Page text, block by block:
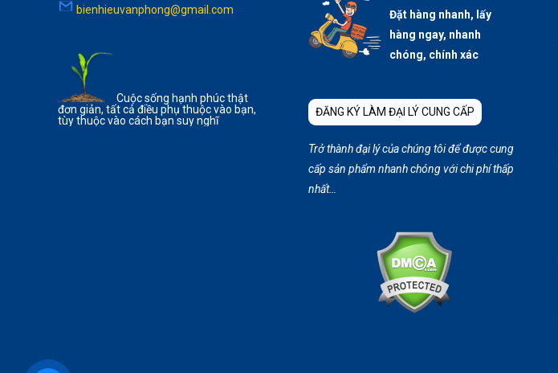
bienhieuvanphong@gmail.com
Cuộc sống hạnh phúc thật
đơn giản, tất cả điều phụ thuộc vào bạn,
tùy thuộc vào cách bạn suy nghĩ
Đặt hàng nhanh, lấy
hàng ngay, nhanh
chóng, chính xác
ĐĂNG KÝ LÀM ĐẠI LÝ CUNG CẤP
Trở thành đại lý của chúng tôi để được cung
cấp sản phẩm nhanh chóng với chi phí thấp
nhất…